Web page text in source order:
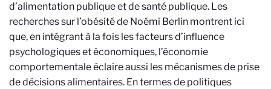
d’alimentation publique et de santé publique. Les
recherches sur l’obésité de Noémi Berlin montrent ici
que, en intégrant à la fois les facteurs d’influence
psychologiques et économiques, l’économie
comportementale éclaire aussi les mécanismes de prise
de décisions alimentaires. En termes de politiques